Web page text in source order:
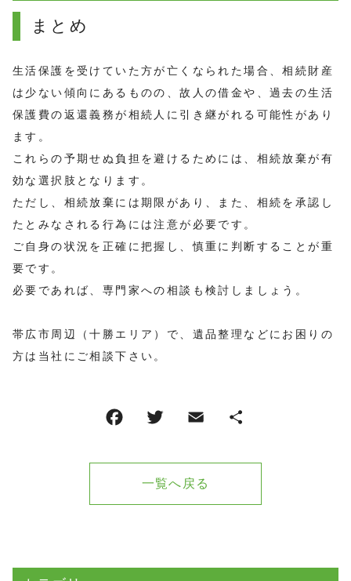
まとめ
生活保護を受けていた方が亡くなられた場合、相続財産
は少ない傾向にあるものの、故人の借金や、過去の生活
保護費の返還義務が相続人に引き継がれる可能性があり
ます。
これらの予期せぬ負担を避けるためには、相続放棄が有
効な選択肢となります。
ただし、相続放棄には期限があり、また、相続を承認し
たとみなされる行為には注意が必要です。
ご自身の状況を正確に把握し、慎重に判断することが重
要です。
必要であれば、専門家への相談も検討しましょう。
帯広市周辺（十勝エリア）で、遺品整理などにお困りの
方は当社にご相談下さい。
一覧へ戻る